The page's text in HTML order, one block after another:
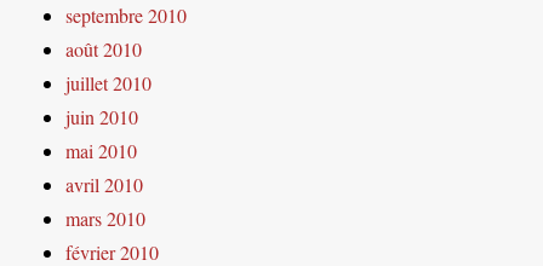
septembre 2010
août 2010
juillet 2010
juin 2010
mai 2010
avril 2010
mars 2010
février 2010